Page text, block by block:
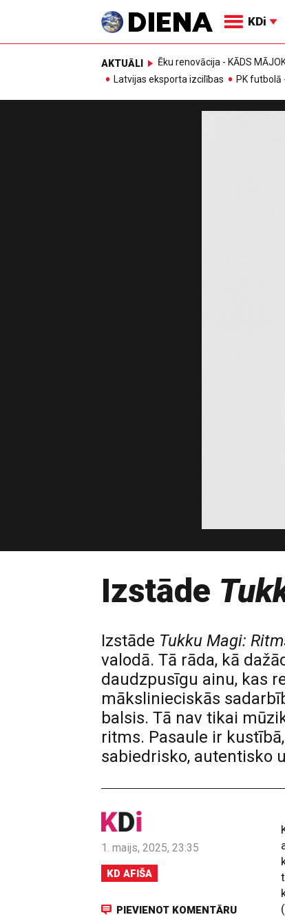
KDi
AKTUĀLI Ēku renovācija - KĀDS
Latvijas eksporta izcilības
PK futbolā
Izstāde
Izstāde Tukku Magi:
valodā. Tā rāda, kā
daudzpusīgu ainu, kas
mākslinieciskās
balsis. Tā nav tikai
ritms. Pasaule ir
sabiedrisko, autentisko
1. maijs, 2025, 23:35
KD AFIŠA
PIEVIENOT KOMENTĀRU